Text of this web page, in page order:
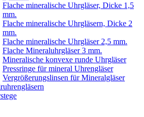
Flache mineralische Uhrgläser, Dicke 1,5
mm.
Flache mineralische Uhrgläsern, Dicke 2
mm.
Flache mineralische Uhrgläser 2,5 mm.
Flache Mineraluhrgläser 3 mm.
Mineralische konvexe runde Uhrgläser
Pressringe für mineral Uhrengläser
Vergrößerungslinsen für Mineralgläser